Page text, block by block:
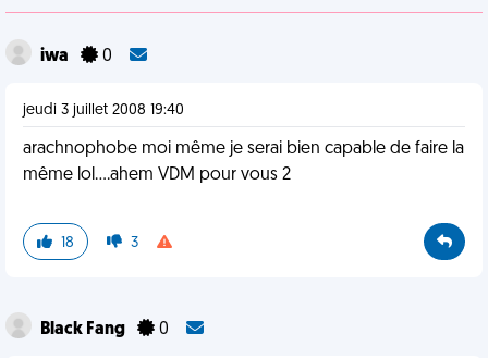
iwa 0
jeudi 3 juillet 2008 19:40
arachnophobe moi même je serai bien capable de faire la
même lol....ahem VDM pour vous 2
18 3
Black Fang 0